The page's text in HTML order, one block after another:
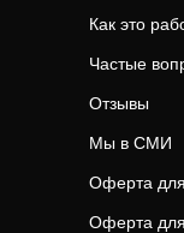
Как это
Частые
Отзывы
Мы в СМИ
Оферта
Оферта для